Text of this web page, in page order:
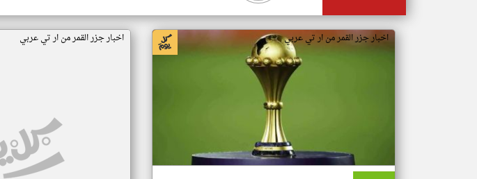
اخبار جزر القمر من ار تي عربي اخبار جزر القمر من ار تي عربي